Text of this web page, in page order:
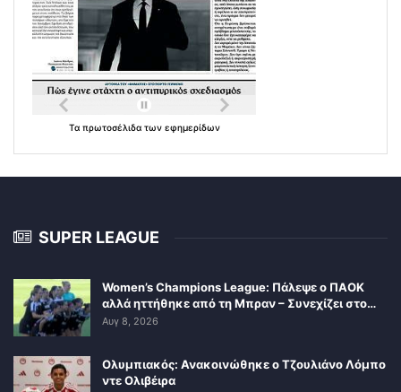
Τα πρωτοσέλιδα των εφημερίδων
SUPER LEAGUE
Women’s Champions League: Πάλεψε ο ΠΑΟΚ
αλλά ηττήθηκε από τη Μπραν – Συνεχίζει στο…
Αυγ 8, 2026
Ολυμπιακός: Ανακοινώθηκε ο Τζουλιάνο Λόμπο
ντε Ολιβέιρα